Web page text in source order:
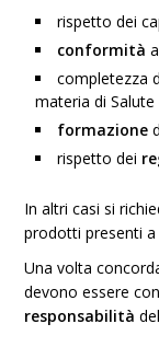
rispetto dei
conformità
completezza
materia di Salute
formazione
rispetto dei
In altri casi si
prodotti presenti
Una volta
devono essere
responsabilità